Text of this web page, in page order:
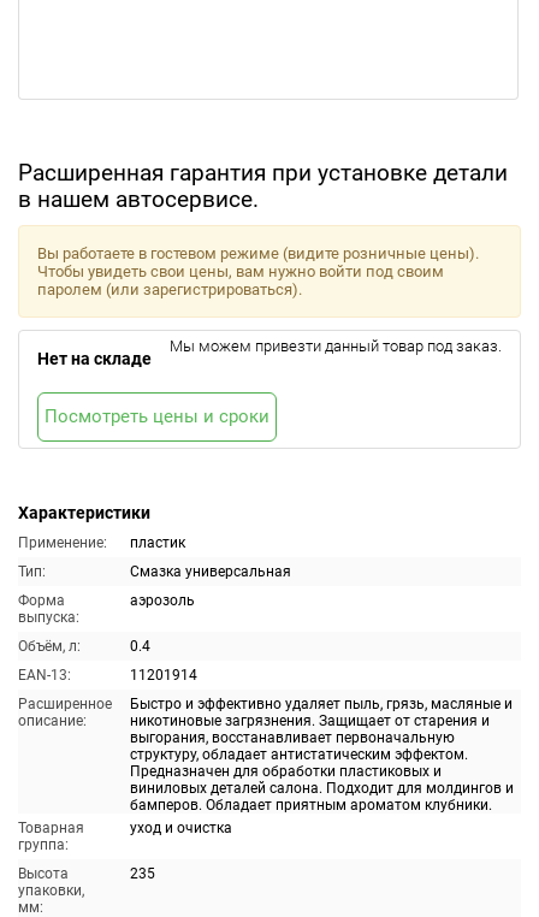
Расширенная гарантия при установке детали
в нашем автосервисе.
Характеристики
Применение:
пластик
Тип:
Смазка универсальная
Форма
выпуска:
аэрозоль
Объём, л:
0.4
EAN-13:
11201914
Расширенное
описание:
Быстро и эффективно удаляет пыль, грязь, масляные и
никотиновые загрязнения. Защищает от старения и
выгорания, восстанавливает первоначальную
структуру, обладает антистатическим эффектом.
Предназначен для обработки пластиковых и
виниловых деталей салона. Подходит для молдингов и
бамперов. Обладает приятным ароматом клубники.
Товарная
группа:
уход и очистка
Высота
упаковки,
мм:
235
Вы работаете в гостевом режиме (видите розничные цены).
Чтобы увидеть свои цены, вам нужно войти под своим
паролем (или зарегистрироваться).
Нет на складе
Мы можем привезти данный товар под заказ.
Посмотреть цены и сроки